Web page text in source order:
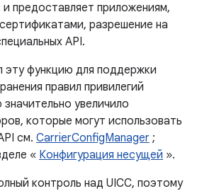
и предоставляет приложениям,
разрешение на
API.
эту функцию для поддержки
правил привилегий
увеличило
которые могут использовать
см. CarrierConfigManager ;
« Конфигурация несущей ».
контроль над UICC, поэтому